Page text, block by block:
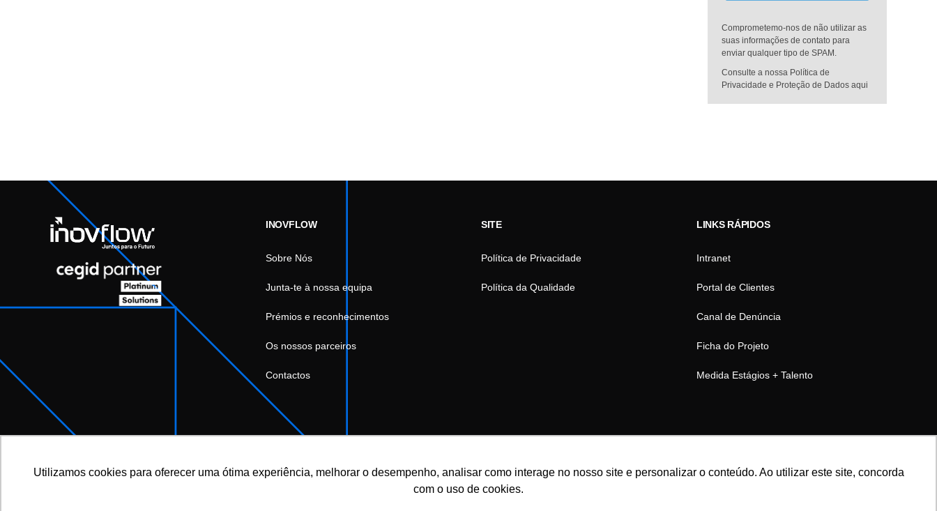
Utilizamos cookies para oferecer uma ótima experiência, melhorar o desempenho, analisar como interage no nosso site e personalizar o conteúdo. Ao utilizar este site, concorda
com o uso de cookies.
Comprometemo-nos de não utilizar as
suas informações de contato para
enviar qualquer tipo de SPAM.
Consulte a nossa Política de
Privacidade e Proteção de Dados aqui
INOVFLOW
Sobre Nós
Junta-te à nossa equipa
Prémios e reconhecimentos
Os nossos parceiros
Contactos
SITE
Política de Privacidade
Política da Qualidade
LINKS RÁPIDOS
Intranet
Portal de Clientes
Canal de Denúncia
Ficha do Projeto
Medida Estágios + Talento